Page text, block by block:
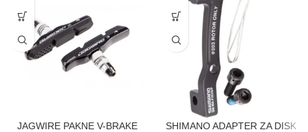
JAGWIRE PAKNE V-BRAKE
SHIMANO ADAPTER ZA DISK